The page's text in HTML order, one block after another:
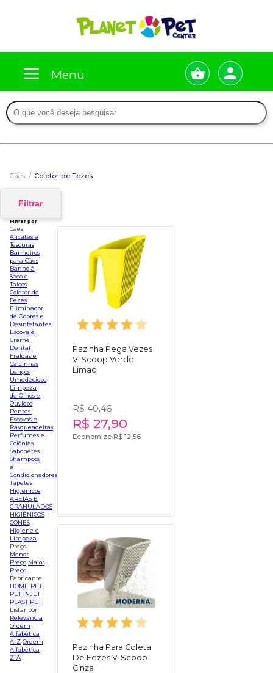
Menu
Cães Coletor de Fezes
Filtrar
Filtrar por
Cães
Alicates e
Tesouras
Banheiros
para Cães
Banho à
Seco e
Talcos
Coletor de
Fezes
Eliminador
de Odores e
Desinfetantes
Escova e
Creme
Dental
Fraldas e
Calcinhas
Lenços
Umedecidos
Limpeza
de Olhos e
Ouvidos
Pentes.
Escovas e
Rasqueadeiras
Perfumes e
Colônias
Sabonetes
Shampoos
e
Condicionadores
Tapetes
Higiênicos
AREIAS E
GRANULADOS
HIGIÊNICOS
CONES
Higiene e
Limpeza
Preço
Menor
Preço Maior
Preço
Fabricante
HOME PET
PET INJET
PLAST PET
Listar por
Relevância
Ordem
Alfabética
A-Z Ordem
Alfabética
Z-A
Pazinha Pega Vezes
V-Scoop Verde-
Limao
R$ 40,46
R$ 27,90
Economize R$ 12,56
Pazinha Para Coleta
De Fezes V-Scoop
Cinza